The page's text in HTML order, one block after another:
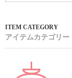
アイテムカテゴリー